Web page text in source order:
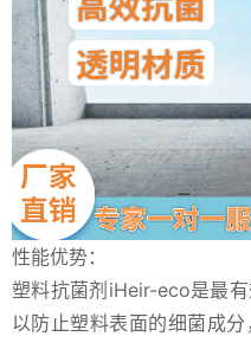
性能优势：
塑料抗菌剂iHeir-eco是最
以防止塑料表面的细菌成